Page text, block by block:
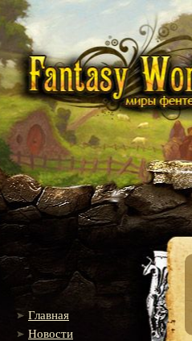
Главная
Новости